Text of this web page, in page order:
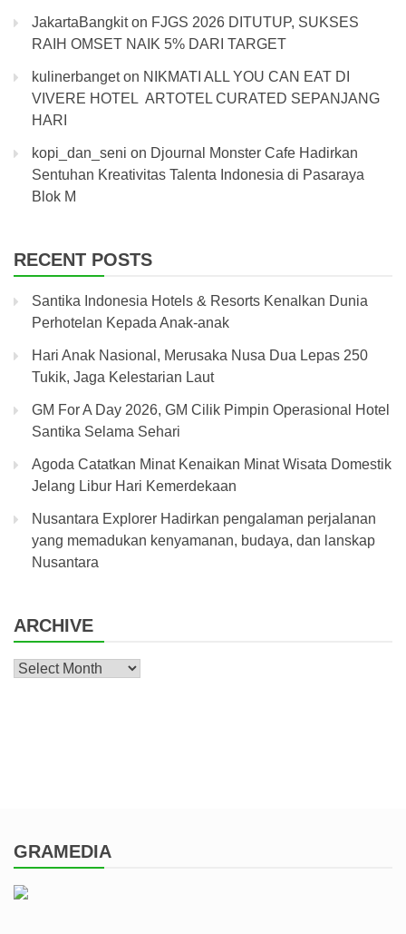
JakartaBangkiton FJGS 2026 DITUTUP, SUKSES
RAIH OMSET NAIK 5% DARI TARGET
kulinerbangeton NIKMATI ALL YOU CAN EAT DI
VIVERE HOTEL ARTOTEL CURATED SEPANJANG
HARI
kopi_dan_seni on Djournal Monster Cafe Hadirkan
Sentuhan Kreativitas Talenta Indonesia di Pasaraya
Blok M
RECENT POSTS
Santika Indonesia Hotels & Resorts Kenalkan Dunia
Perhotelan Kepada Anak-anak
Hari Anak Nasional, Merusaka Nusa Dua Lepas 250
Tukik, Jaga Kelestarian Laut
GM For A Day 2026, GM Cilik Pimpin Operasional Hotel
Santika Selama Sehari
Agoda Catatkan Minat Kenaikan Minat Wisata Domestik
Jelang Libur Hari Kemerdekaan
Nusantara Explorer Hadirkan pengalaman perjalanan
yang memadukan kenyamanan, budaya, dan lanskap
Nusantara
ARCHIVE
Archive
GRAMEDIA